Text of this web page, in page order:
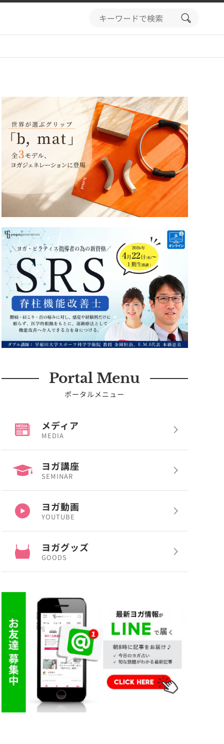
search
Portal Menu
ポータルメニュー
メディア
MEDIA
ヨガ講座
SEMINAR
ヨガ動画
YOUTUBE
ヨガグッズ
GOODS